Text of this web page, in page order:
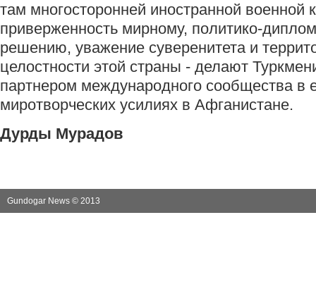
там многосторонней иностранной военной
приверженность мирному, политико-
решению, уважение суверенитета и
целостности этой страны - делают
партнером международного сообщества в
миротворческих усилиях в Афганистане.
Дурды Мурадов
Gundogar News © 2013